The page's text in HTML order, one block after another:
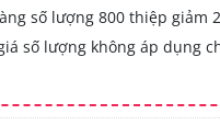
số lượng 800 thiệp giảm
số lượng không áp dụng